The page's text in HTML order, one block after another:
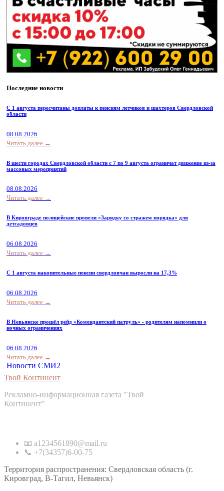
Последние новости
С 1 августа пересчитаны доплаты к пенсиям летчиков и шахтеров Свердловской
области
08.08.2026
Читать далее →
В шести городах Свердловской области с 7 по 9 августа ограничат движение из-за
массовых мероприятий
08.08.2026
Читать далее →
В Кировграде полицейские провели «Зарядку со стражем порядка» для
детсадовцев
06.08.2026
Читать далее →
С 1 августа накопительные пенсии свердловчан выросли на 17,3%
06.08.2026
Читать далее →
В Невьянске прошёл рейд «Комендантский патруль» - родителям напомнили о
ночных ограничениях
06.08.2026
Читать далее →
Новости СМИ2
Твой Континент
Рекламно-информационная газета "Твой
Континент"
📧 a1234561890@mail.ru
📞 +7(34357)6-00-75
Территория распространения: Свердловская область (г.
Кировград, В-Тагил, Невьянск)